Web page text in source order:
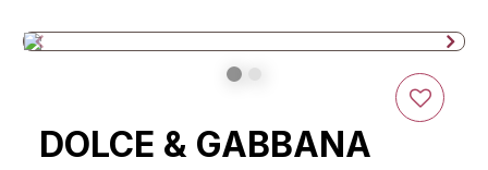
DOLCE & GABBANA